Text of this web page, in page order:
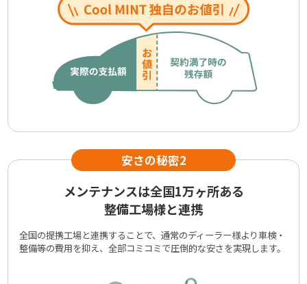
メンテナンスは全国1万ヶ所ある
整備工場様と連携
全国の提携工場と連携することで、通常のディーラー様より車検・
整備等の費用を抑え、全部コミコミで圧倒的な安さを実現します。